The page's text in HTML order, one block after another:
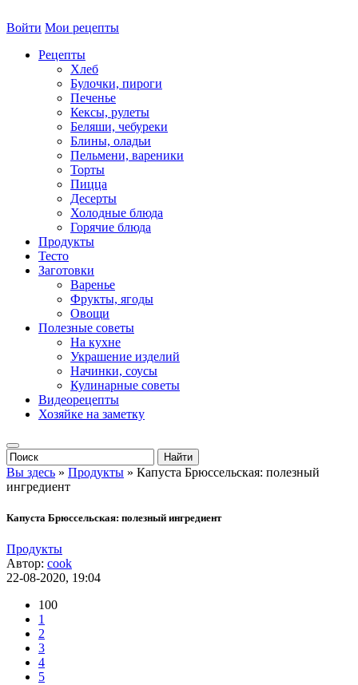
Войти Мои рецепты
Рецепты
Хлеб
Булочки, пироги
Печенье
Кексы, рулеты
Беляши, чебуреки
Блины, оладьи
Пельмени, вареники
Торты
Пицца
Десерты
Холодные блюда
Горячие блюда
Продукты
Тесто
Заготовки
Варенье
Фрукты, ягоды
Овощи
Полезные советы
На кухне
Украшение изделий
Начинки, соусы
Кулинарные советы
Видеорецепты
Хозяйке на заметку
Вы здесь » Продукты » Капуста Брюссельская: полезный
ингредиент
Капуста Брюссельская: полезный ингредиент
Продукты
Автор: cook
22-08-2020, 19:04
100
1
2
3
4
5